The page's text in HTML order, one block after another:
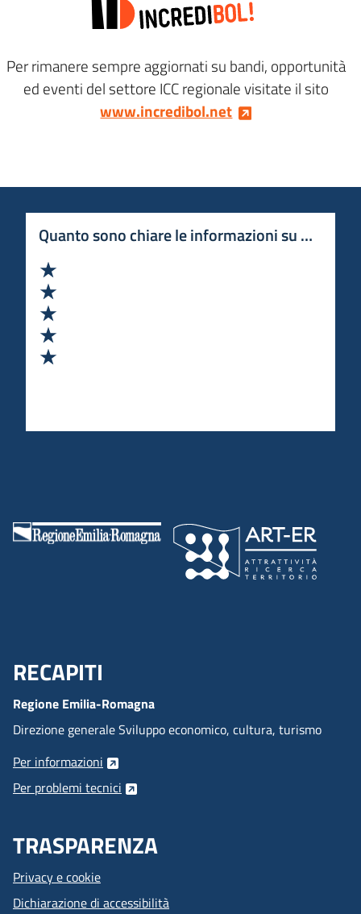
Per rimanere sempre aggiornati su bandi, opportunità
ed eventi del settore ICC regionale visitate il sito
www.incredibol.net
Quanto sono chiare le informazioni su questa
Menu Footer
RECAPITI
Regione Emilia-Romagna
Direzione generale Sviluppo economico, cultura, turismo
Per informazioni
Per problemi tecnici
TRASPARENZA
Privacy e cookie
Dichiarazione di accessibilità